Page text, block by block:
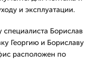
и эксплуатации.
специалиста Борислав
Георгию и Бориславу
расположен по